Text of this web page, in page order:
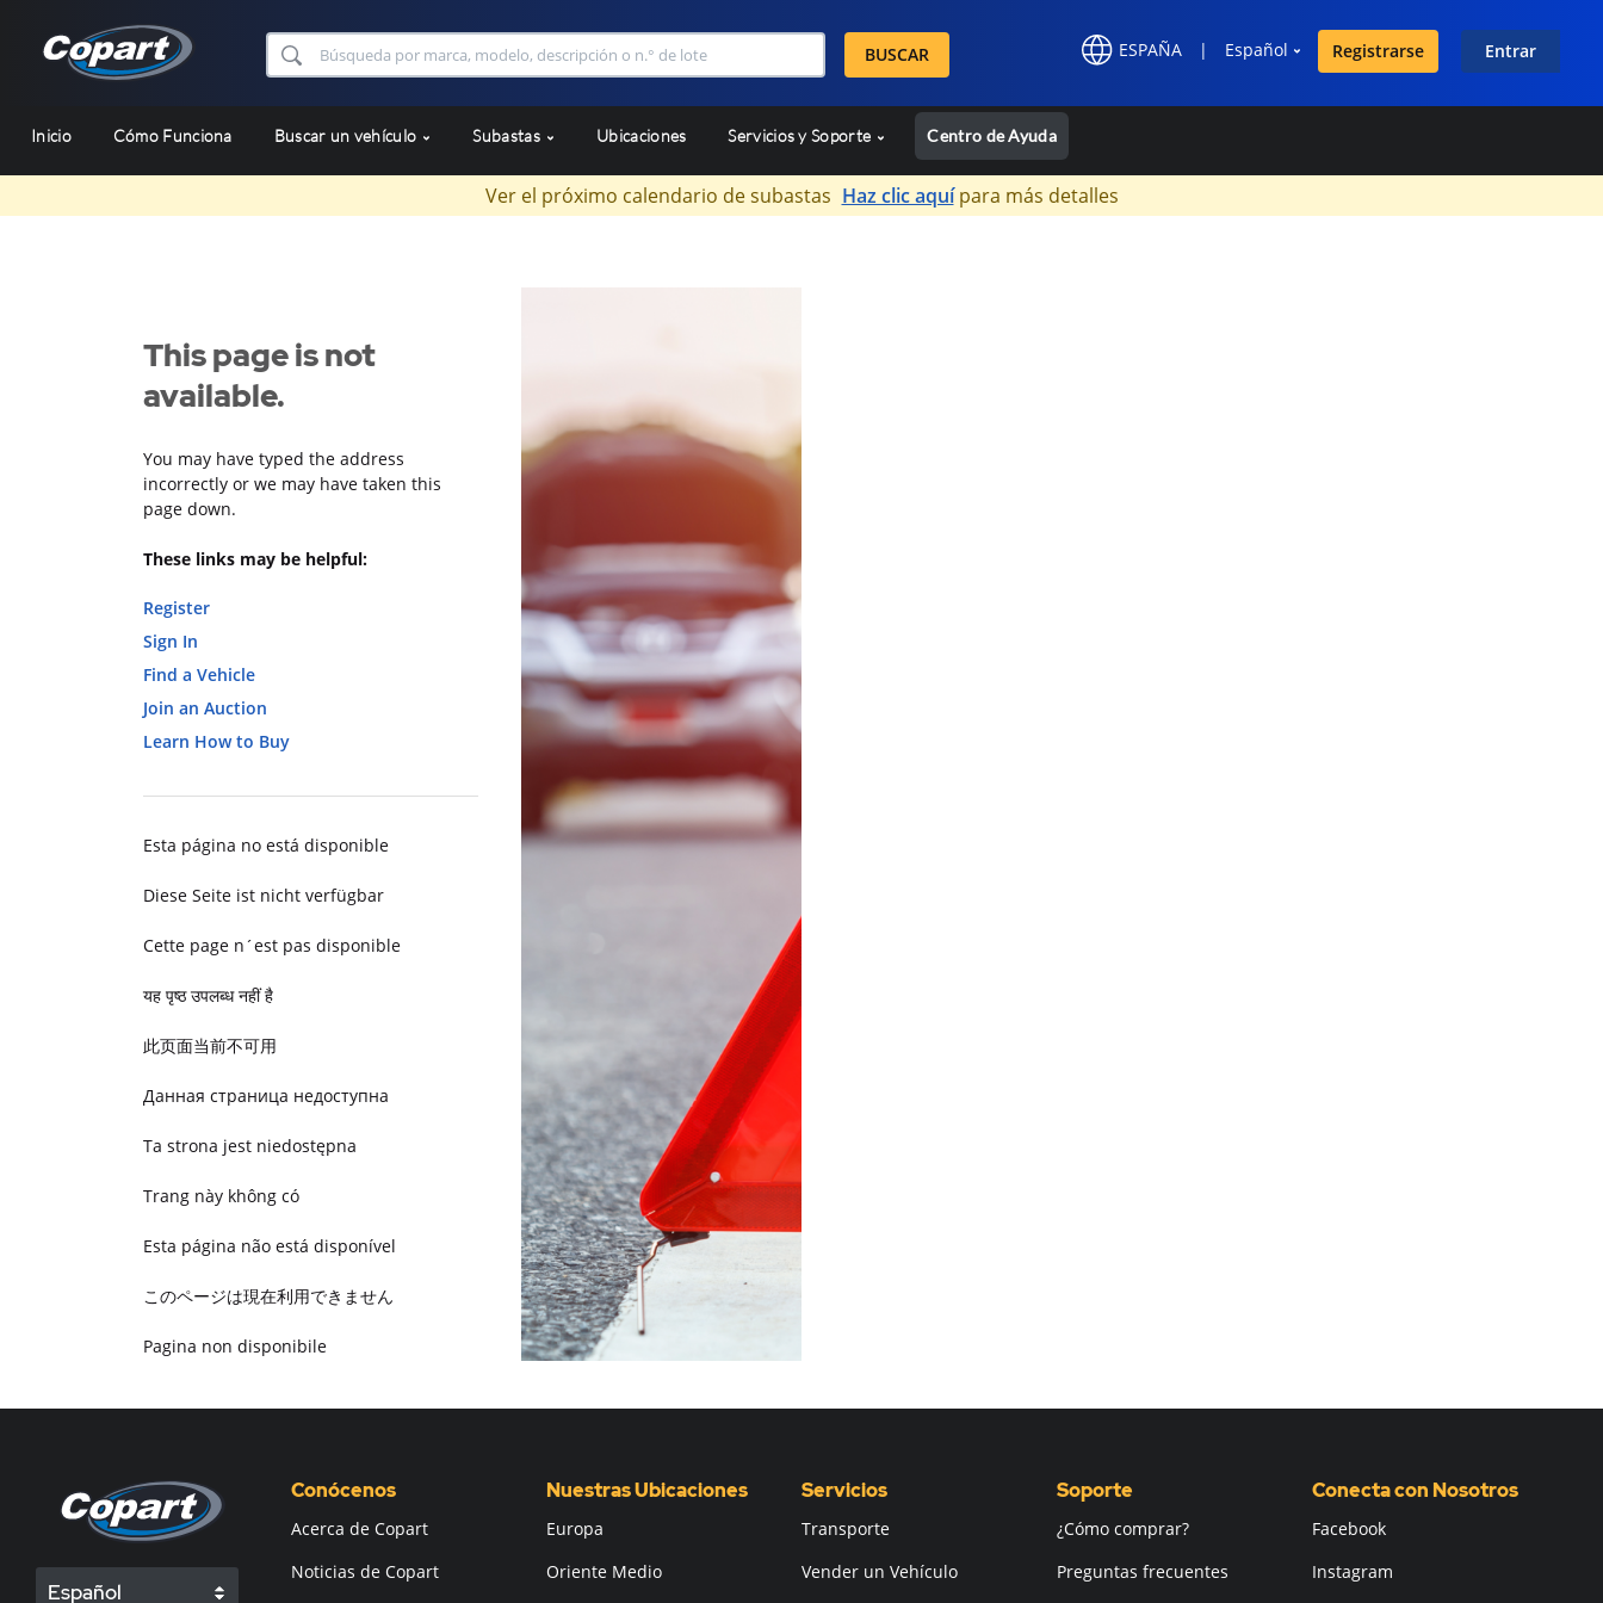
BUSCAR ESPAÑA | Español Registrarse Entrar
Inicio Cómo Funciona Buscar un vehículo Subastas Ubicaciones Servicios y Soporte Centro de Ayuda
Ver el próximo calendario de subastas Haz clic aquípara más detalles
This page is not
available.
You may have typed the address
incorrectly or we may have taken this
page down.
These links may be helpful:
Register
Sign In
Find a Vehicle
Join an Auction
Learn How to Buy
Esta página no está disponible
Diese Seite ist nicht verfügbar
Cette page n´est pas disponible
यह पृष्ठ उपलब्ध नहीं है
此页面当前不可用
Данная страница недоступна
Ta strona jest niedostępna
Trang này không có
Esta página não está disponível
このページは現在利用できません
Pagina non disponibile
Español
Conócenos
Acerca de Copart
Noticias de Copart
Nuestras Ubicaciones
Europa
Oriente Medio
Servicios
Transporte
Vender un Vehículo
Soporte
¿Cómo comprar?
Preguntas frecuentes
Conecta con Nosotros
Facebook
Instagram